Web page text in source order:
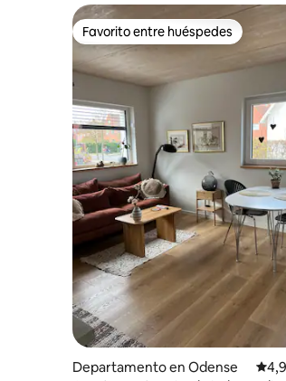
Favorito entre huéspedes
Favorito entre huéspedes
Departamento en Odense